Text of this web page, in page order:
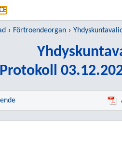
Förtroendeorgan